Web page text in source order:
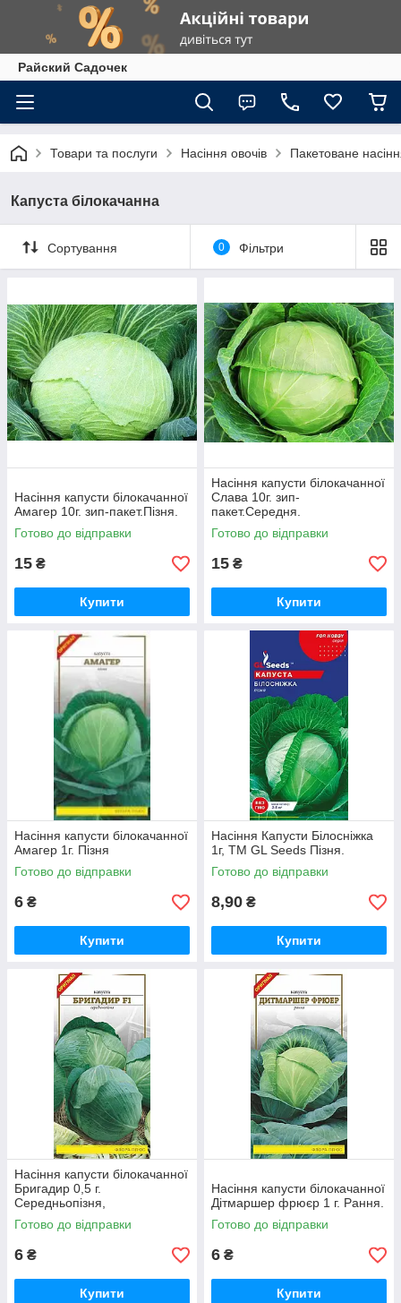
Райский Садочек
Товари та послуги Насіння овочів Пакетоване
Капуста білокачанна
Сортування 0 Фільтри
Насіння капусти білокачанної
Амагер 10г. зип-пакет.Пізня.
Готово до відправки
15 ₴
Купити
Насіння капусти білокачанної
Слава 10г. зип-
пакет.Середня.
Готово до відправки
15 ₴
Купити
Насіння капусти білокачанної
Амагер 1г. Пізня
Готово до відправки
6 ₴
Купити
Насіння Капусти Білосніжка
1г, TM GL Seeds Пізня.
Готово до відправки
8,90 ₴
Купити
Насіння капусти білокачанної
Бригадир 0,5 г.
Середньопізня,
Готово до відправки
6 ₴
Купити
Насіння капусти білокачанної
Дітмаршер фрюєр 1 г. Рання.
Готово до відправки
6 ₴
Купити